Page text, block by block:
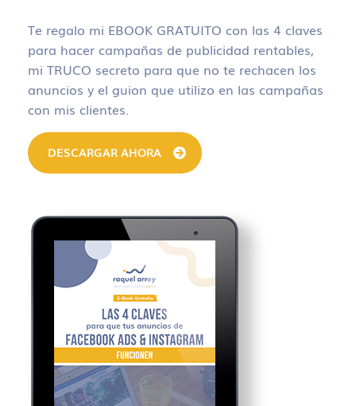
Te regalo mi EBOOK GRATUITO con las 4 claves
para hacer campañas de publicidad rentables,
mi TRUCO secreto para que no te rechacen los
anuncios y el guion que utilizo en las campañas
con mis clientes.
DESCARGAR AHORA